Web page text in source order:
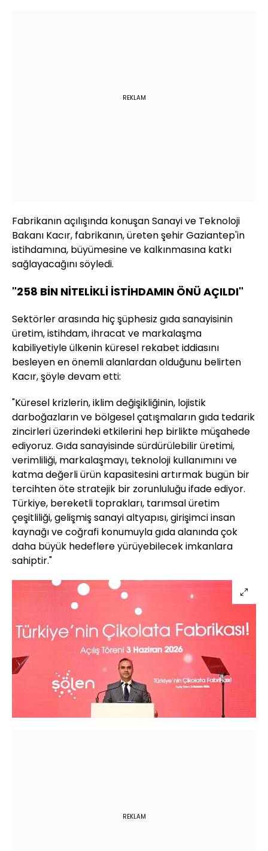
REKLAM
Fabrikanın açılışında konuşan Sanayi ve Teknoloji
Bakanı Kacır, fabrikanın, üreten şehir Gaziantep'in
istihdamına, büyümesine ve kalkınmasına katkı
sağlayacağını söyledi.
"258 BİN NİTELİKLİ İSTİHDAMIN ÖNÜ AÇILDI"
Sektörler arasında hiç şüphesiz gıda sanayisinin
üretim, istihdam, ihracat ve markalaşma
kabiliyetiyle ülkenin küresel rekabet iddiasını
besleyen en önemli alanlardan olduğunu belirten
Kacır, şöyle devam etti:
"Küresel krizlerin, iklim değişikliğinin, lojistik
darboğazların ve bölgesel çatışmaların gıda tedarik
zincirleri üzerindeki etkilerini hep birlikte müşahede
ediyoruz. Gıda sanayisinde sürdürülebilir üretimi,
verimliliği, markalaşmayı, teknoloji kullanımını ve
katma değerli ürün kapasitesini artırmak bugün bir
tercihten öte stratejik bir zorunluluğu ifade ediyor.
Türkiye, bereketli toprakları, tarımsal üretim
çeşitliliği, gelişmiş sanayi altyapısı, girişimci insan
kaynağı ve coğrafi konumuyla gıda alanında çok
daha büyük hedeflere yürüyebilecek imkanlara
sahiptir."
REKLAM